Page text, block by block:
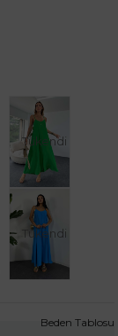
Tükendi
Tükendi
Beden Tablosu